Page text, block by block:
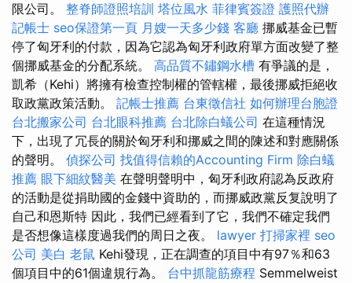
限公司。 整脊師證照培訓 塔位風水 菲律賓簽證 護照代辦
記帳士 seo保證第一頁 月嫂一天多少錢 客廳 挪威基金已暫
停了匈牙利的付款，因為它認為匈牙利政府單方面改變了整
個挪威基金的分配系統。 高品質不鏽鋼水槽 有爭議的是，
凱希（Kehi）將擁有檢查控制權的管轄權，最後挪威拒絕收
取政黨政策活動。 記帳士推薦 台東徵信社 如何辦理台胞證
台北搬家公司 台北眼科推薦 台北除白蟻公司 在這種情況
下，出現了冗長的關於匈牙利和挪威之間的陳述和對應關係
的聲明。 偵探公司 找值得信賴的Accounting Firm 除白蟻
推薦 眼下細紋醫美 在聲明聲明中，匈牙利政府認為反政府
的活動是從捐助國的金錢中資助的，而挪威政黨反复說明了
自己和恩斯特 因此，我們已經看到了它，我們不確定我們
是否想像這樣度過我們的周日之夜。 lawyer 打掃家裡 seo
公司 美白 老鼠 Kehi發現，正在調查的項目中有97％和63
個項目中的61個違規行為。 台中抓龍筋療程 Semmelweist